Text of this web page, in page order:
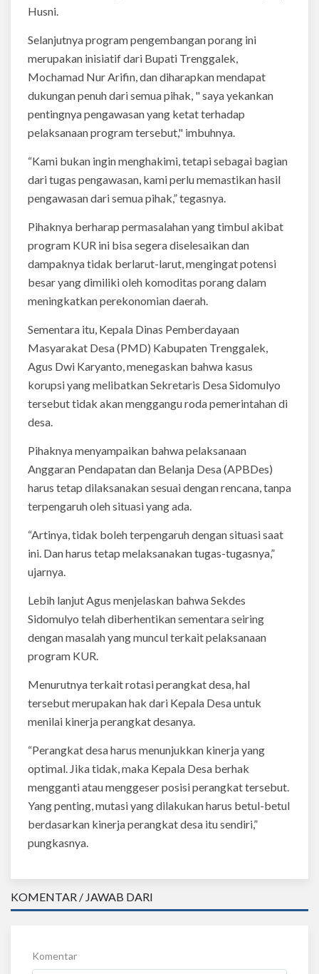
Husni.
Selanjutnya program pengembangan porang ini
merupakan inisiatif dari Bupati Trenggalek,
Mochamad Nur Arifin, dan diharapkan mendapat
dukungan penuh dari semua pihak, " saya yekankan
pentingnya pengawasan yang ketat terhadap
pelaksanaan program tersebut," imbuhnya.
“Kami bukan ingin menghakimi, tetapi sebagai bagian
dari tugas pengawasan, kami perlu memastikan hasil
pengawasan dari semua pihak,” tegasnya.
Pihaknya berharap permasalahan yang timbul akibat
program KUR ini bisa segera diselesaikan dan
dampaknya tidak berlarut-larut, mengingat potensi
besar yang dimiliki oleh komoditas porang dalam
meningkatkan perekonomian daerah.
Sementara itu, Kepala Dinas Pemberdayaan
Masyarakat Desa (PMD) Kabupaten Trenggalek,
Agus Dwi Karyanto, menegaskan bahwa kasus
korupsi yang melibatkan Sekretaris Desa Sidomulyo
tersebut tidak akan menggangu roda pemerintahan di
desa.
Pihaknya menyampaikan bahwa pelaksanaan
Anggaran Pendapatan dan Belanja Desa (APBDes)
harus tetap dilaksanakan sesuai dengan rencana, tanpa
terpengaruh oleh situasi yang ada.
“Artinya, tidak boleh terpengaruh dengan situasi saat
ini. Dan harus tetap melaksanakan tugas-tugasnya,”
ujarnya.
Lebih lanjut Agus menjelaskan bahwa Sekdes
Sidomulyo telah diberhentikan sementara seiring
dengan masalah yang muncul terkait pelaksanaan
program KUR.
Menurutnya terkait rotasi perangkat desa, hal
tersebut merupakan hak dari Kepala Desa untuk
menilai kinerja perangkat desanya.
“Perangkat desa harus menunjukkan kinerja yang
optimal. Jika tidak, maka Kepala Desa berhak
mengganti atau menggeser posisi perangkat tersebut.
Yang penting, mutasi yang dilakukan harus betul-betul
berdasarkan kinerja perangkat desa itu sendiri,”
pungkasnya.
KOMENTAR / JAWAB DARI
Komentar